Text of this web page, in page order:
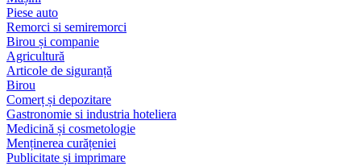
Piese auto
Remorci si semiremorci
Birou și companie
Agricultură
Articole de siguranță
Birou
Comerț și depozitare
Gastronomie si industria hoteliera
Medicină și cosmetologie
Menținerea curățeniei
Publicitate și imprimare